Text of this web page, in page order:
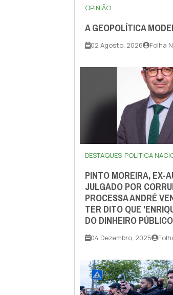
OPINIÃO
A GEOPOLÍTICA
02 Agosto, 2026 Folha
DESTAQUES POLÍTICA
PINTO MOREIRA, EX-
JULGADO POR
PROCESSA ANDRÉ
TER DITO QUE
DO DINHEIRO
04 Dezembro, 2025